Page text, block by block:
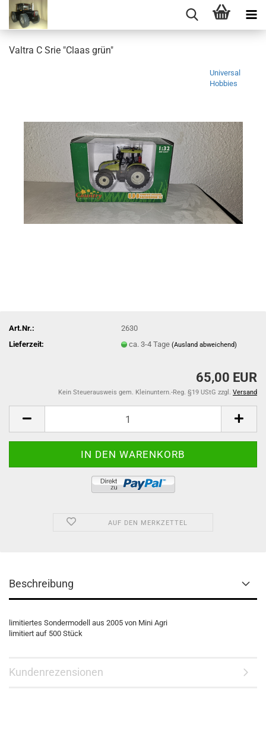
Valtra C Srie "Claas grün"
Universal
Hobbies
Art.Nr.:
2630
Lieferzeit:
ca. 3-4 Tage(Ausland abweichend)
65,00 EUR
Kein Steuerausweis gem. Kleinuntern.-Reg. §19 UStG zzgl. Versand
AUF DEN MERKZETTEL
Beschreibung
limitiertes Sondermodell aus 2005 von Mini Agri
limitiert auf 500 Stück
Kundenrezensionen